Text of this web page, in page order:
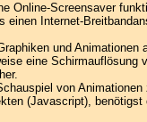
Online-Screensaver
einen Internet-
und Animationen
eine Schirmauflösung
von
(Javascript), benötigst